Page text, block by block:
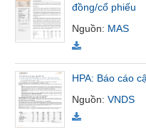
đồng/cổ phiếu
Nguồn: MAS
HPA: Báo cáo
Nguồn:VNDS
VỤ
TRUYỀN
THÔNG
TIỆN
ÍCH